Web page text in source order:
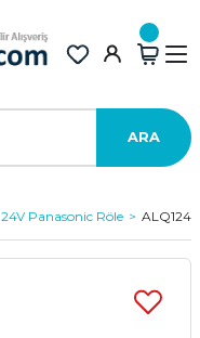
ARA
24V Panasonic Röle ALQ124